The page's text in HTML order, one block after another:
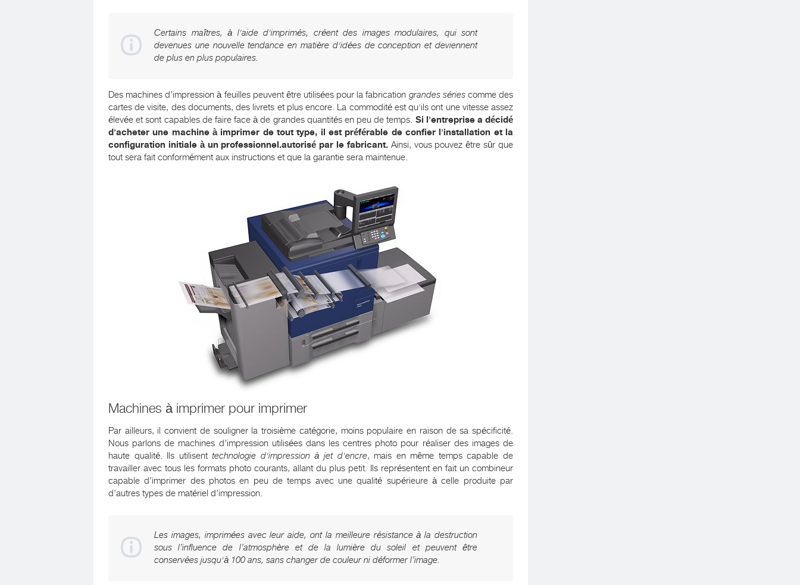
Certains maîtres, à l'aide d'imprimés, créent des images modulaires, qui sont
devenues une nouvelle tendance en matière d'idées de conception et deviennent
de plus en plus populaires.
Des machines d’impression à feuilles peuvent être utilisées pour la fabrication grandes séries comme des
cartes de visite, des documents, des livrets et plus encore. La commodité est qu'ils ont une vitesse assez
élevée et sont capables de faire face à de grandes quantités en peu de temps. Si l'entreprise a décidé
d'acheter une machine à imprimer de tout type, il est préférable de confier l'installation et la
configuration initiale à un professionnel.autorisé par le fabricant.Ainsi, vous pouvez être sûr que
tout sera fait conformément aux instructions et que la garantie sera maintenue.
Machines à imprimer pour imprimer
Par ailleurs, il convient de souligner la troisième catégorie, moins populaire en raison de sa spécificité.
Nous parlons de machines d’impression utilisées dans les centres photo pour réaliser des images de
haute qualité. Ils utilisenttechnologie d'impression à jet d'encre, mais en même temps capable de
travailler avec tous les formats photo courants, allant du plus petit. Ils représentent en fait un combineur
capable d’imprimer des photos en peu de temps avec une qualité supérieure à celle produite par
d’autres types de matériel d’impression.
Les images, imprimées avec leur aide, ont la meilleure résistance à la destruction
sous l’influence de l’atmosphère et de la lumière du soleil et peuvent être
conservées jusqu'à 100 ans, sans changer de couleur ni déformer l’image.